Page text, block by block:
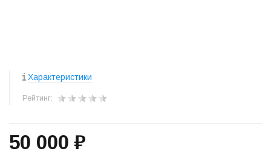
Характеристики
Рейтинг:
50 000 ₽